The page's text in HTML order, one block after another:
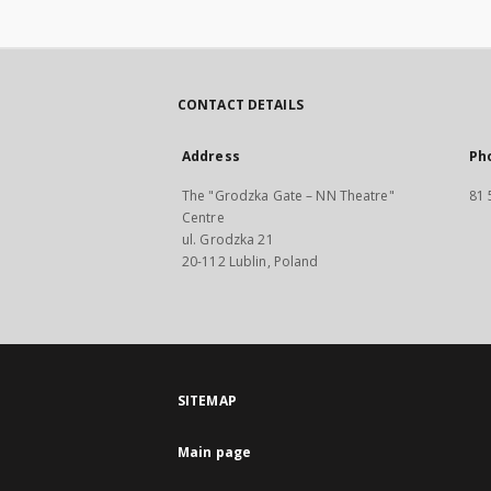
CONTACT DETAILS
Address
The "Grodzka Gate – NN Theatre"
Centre
ul. Grodzka 21
20-112 Lublin, Poland
81
SITEMAP
Main page